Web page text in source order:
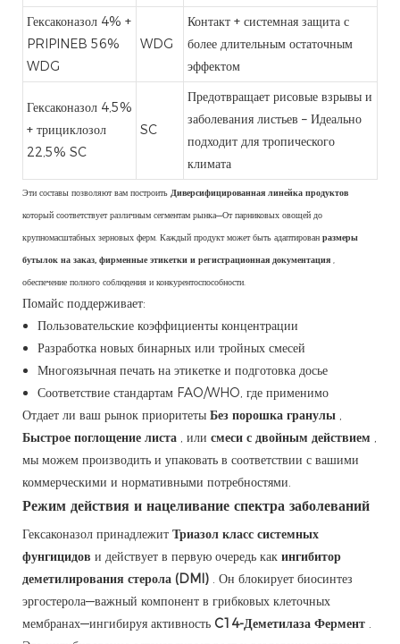
Гексаконазол 4% +
PRIPINEB 56%
WDG
WDG
Контакт + системная защита с
более длительным остаточным
эффектом
Гексаконазол 4,5%
+ трициклозол
22,5% SC
SC
Предотвращает рисовые взрывы и
заболевания листьев – Идеально
подходит для тропического
климата
Эти составы позволяют вам построить Диверсифицированная линейка продуктов
который соответствует различным сегментам рынка—От парниковых овощей до
крупномасштабных зерновых ферм. Каждый продукт может быть адаптирован размеры
бутылок на заказ, фирменные этикетки и регистрационная документация ,
обеспечение полного соблюдения и конкурентоспособности.
Помайс поддерживает:
Пользовательские коэффициенты концентрации
Разработка новых бинарных или тройных смесей
Многоязычная печать на этикетке и подготовка досье
Соответствие стандартам FAO/WHO, где применимо
Отдает ли ваш рынок приоритеты Без порошка гранулы ,
Быстрое поглощение листа , или смеси с двойным действием ,
мы можем производить и упаковать в соответствии с вашими
коммерческими и нормативными потребностями.
Режим действия и нацеливание спектра заболеваний
Гексаконазол принадлежит Триазол класс системных
фунгицидов и действует в первую очередь как ингибитор
деметилирования стерола (DMI) . Он блокирует биосинтез
эргостерола—важный компонент в грибковых клеточных
мембранах—ингибируя активность C14-Деметилаза Фермент .